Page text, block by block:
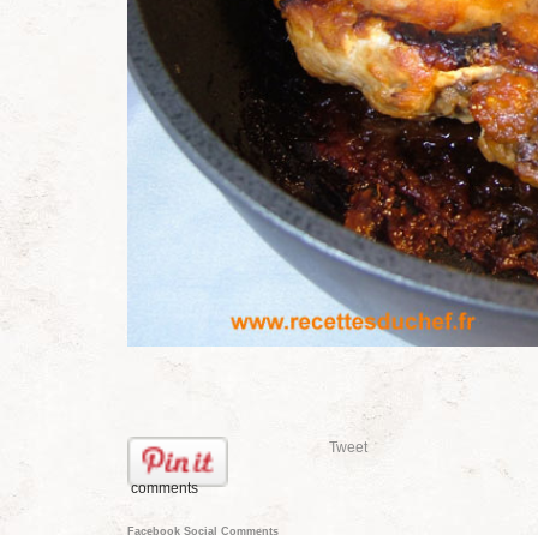
Tweet
comments
Facebook Social Comments